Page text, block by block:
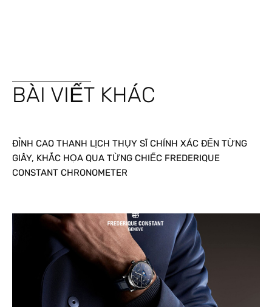
BÀI VIẾT KHÁC
ĐỈNH CAO THANH LỊCH THỤY SĨ CHÍNH XÁC ĐẾN TỪNG
GIÂY, KHẮC HỌA QUA TỪNG CHIẾC FREDERIQUE
CONSTANT CHRONOMETER